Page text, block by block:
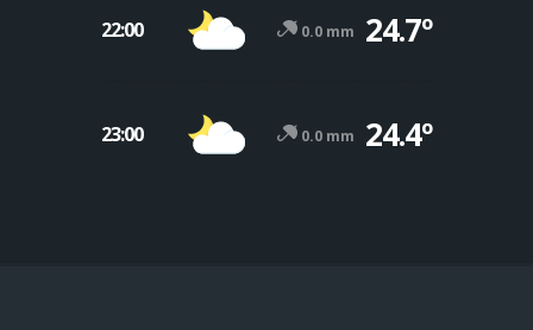
22:00 0.0 mm 24.7º
23:00 0.0 mm 24.4º